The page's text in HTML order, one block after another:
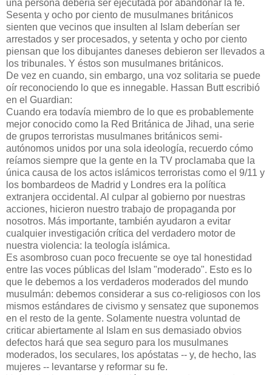
una persona debería ser ejecutada por abandonar la fe.
Sesenta y ocho por ciento de musulmanes británicos
sienten que vecinos que insulten al Islam deberían ser
arrestados y ser procesados, y setenta y ocho por ciento
piensan que los dibujantes daneses debieron ser llevados a
los tribunales. Y éstos son musulmanes británicos.
De vez en cuando, sin embargo, una voz solitaria se puede
oír reconociendo lo que es innegable. Hassan Butt escribió
en el Guardian:
Cuando era todavía miembro de lo que es probablemente
mejor conocido como la Red Británica de Jihad, una serie
de grupos terroristas musulmanes británicos semi-
autónomos unidos por una sola ideología, recuerdo cómo
reíamos siempre que la gente en la TV proclamaba que la
única causa de los actos islámicos terroristas como el 9/11 y
los bombardeos de Madrid y Londres era la política
extranjera occidental. Al culpar al gobierno por nuestras
acciones, hicieron nuestro trabajo de propaganda por
nosotros. Más importante, también ayudaron a evitar
cualquier investigación crítica del verdadero motor de
nuestra violencia: la teología islámica.
Es asombroso cuan poco frecuente se oye tal honestidad
entre las voces públicas del Islam "moderado". Esto es lo
que le debemos a los verdaderos moderados del mundo
musulmán: debemos considerar a sus co-religiosos con los
mismos estándares de civismo y sensatez que suponemos
en el resto de la gente. Solamente nuestra voluntad de
criticar abiertamente al Islam en sus demasiado obvios
defectos hará que sea seguro para los musulmanes
moderados, los seculares, los apóstatas -- y, de hecho, las
mujeres -- levantarse y reformar su fe.